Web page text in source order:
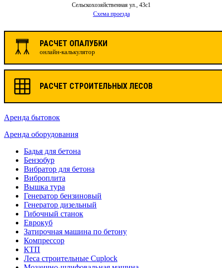
Сельскохозяйственная ул., 43с1
Схема проезда
РАСЧЕТ ОПАЛУБКИ
онлайн-калькулятор
РАСЧЕТ СТРОИТЕЛЬНЫХ ЛЕСОВ
Аренда бытовок
Аренда оборудования
Бадья для бетона
Бензобур
Вибратор для бетона
Виброплита
Вышка тура
Генератор бензиновый
Генератор дизельный
Гибочный станок
Еврокуб
Затирочная машина по бетону
Компрессор
КТП
Леса строительные Cuplock